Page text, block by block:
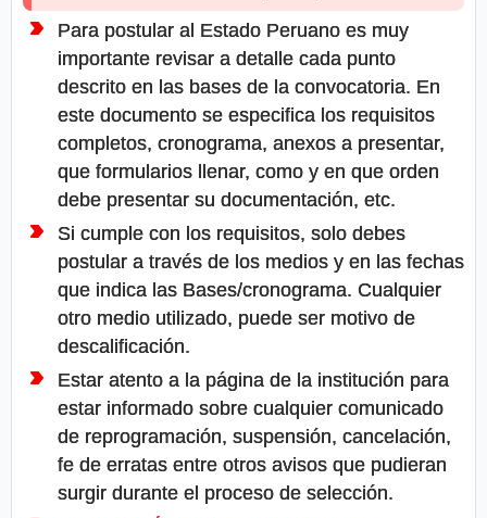
Para postular al Estado Peruano es muy
importante revisar a detalle cada punto
descrito en las bases de la convocatoria. En
este documento se especifica los requisitos
completos, cronograma, anexos a presentar,
que formularios llenar, como y en que orden
debe presentar su documentación, etc.
Si cumple con los requisitos, solo debes
postular a través de los medios y en las fechas
que indica las Bases/cronograma. Cualquier
otro medio utilizado, puede ser motivo de
descalificación.
Estar atento a la página de la institución para
estar informado sobre cualquier comunicado
de reprogramación, suspensión, cancelación,
fe de erratas entre otros avisos que pudieran
surgir durante el proceso de selección.